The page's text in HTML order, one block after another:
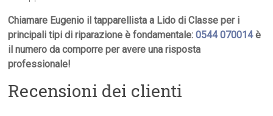
Chiamare Eugenio il tapparellista a Lido di Classe per i
principali tipi di riparazione è fondamentale:0544 070014è
il numero da comporre per avere una risposta
professionale!
Recensioni dei clienti